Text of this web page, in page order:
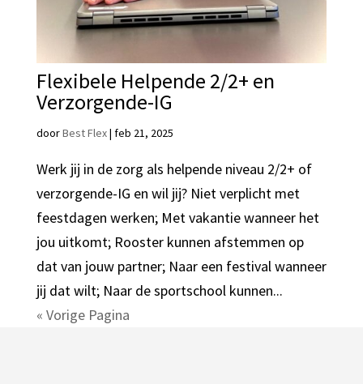
Flexibele Helpende 2/2+ en
Verzorgende-IG
doorBest Flex| feb 21, 2025
Werk jij in de zorg als helpende niveau 2/2+ of
verzorgende-IG en wil jij? Niet verplicht met
feestdagen werken; Met vakantie wanneer het
jou uitkomt; Rooster kunnen afstemmen op
dat van jouw partner; Naar een festival wanneer
jij dat wilt; Naar de sportschool kunnen...
« Vorige Pagina